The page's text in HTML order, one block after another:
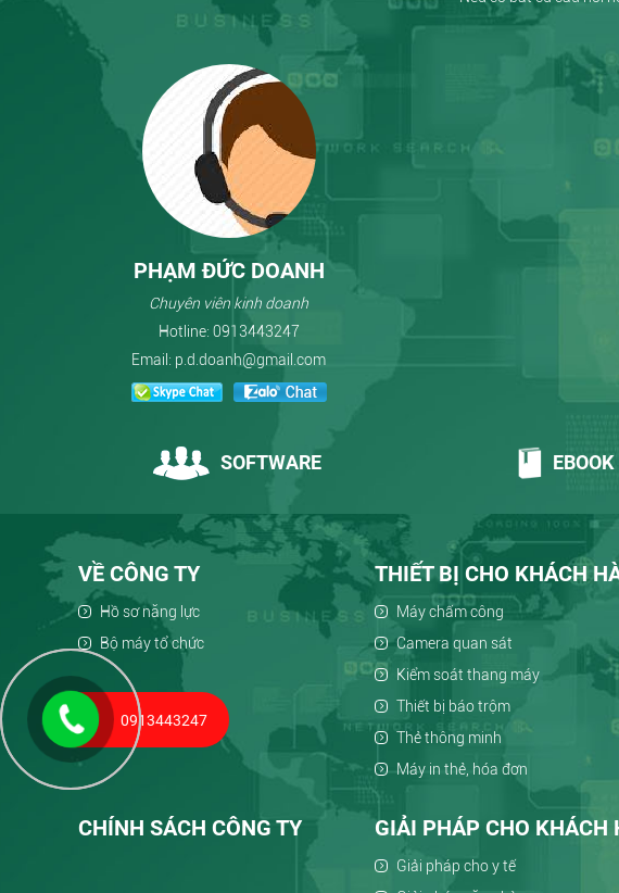
PHẠM ĐỨC DOANH
Chuyên viên kinh doanh
Hotline: 0913443247
Email: p.d.doanh@gmail.com
SOFTWARE EBOOK
VỀ CÔNG TY
Hồ sơ năng lực
Bộ máy tổ chức
THIẾT BỊ CHO KHÁCH
Máy chấm công
Camera quan sát
Kiểm soát thang máy
Thiết bị báo trộm
Thẻ thông minh
Máy in thẻ, hóa đơn
CHÍNH SÁCH CÔNG TY GIẢI PHÁP CHO KHÁCH
Giải pháp cho y tế
0913443247